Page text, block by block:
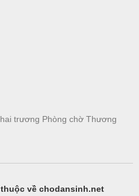
trương Phòng chờ Thương
thuộc về chodansinh.net